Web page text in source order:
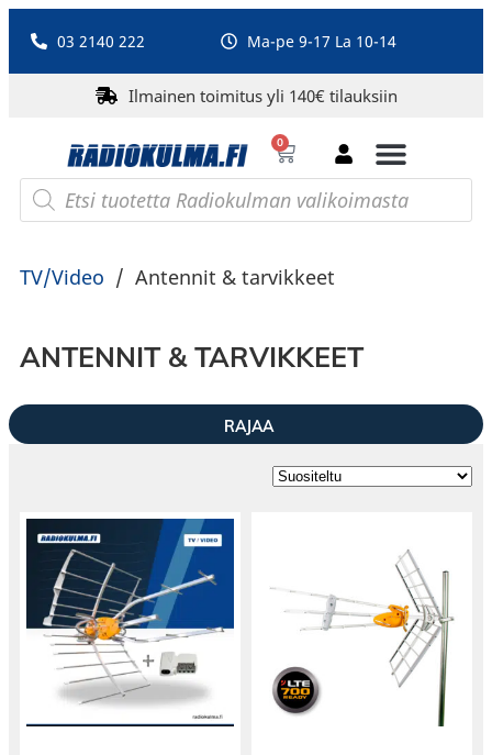
03 2140 222 Ma-pe 9-17 La 10-14
Ilmainen toimitus yli 140€ tilauksiin
0
TV/Video / Antennit & tarvikkeet
ANTENNIT & TARVIKKEET
RAJAA